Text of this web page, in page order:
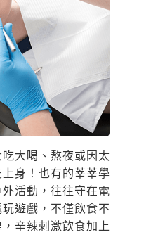
大喝、熬夜或因太
身！也有的莘莘學
活動，往往守在電
遊戲，不僅飲食不
辛辣刺激飲食加上